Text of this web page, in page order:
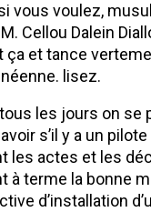
vous voulez,
Cellou Dalein
ça et tance
lisez.
les jours on se
s’il y a un pilote
les actes et les
à terme la bonne
d’installation